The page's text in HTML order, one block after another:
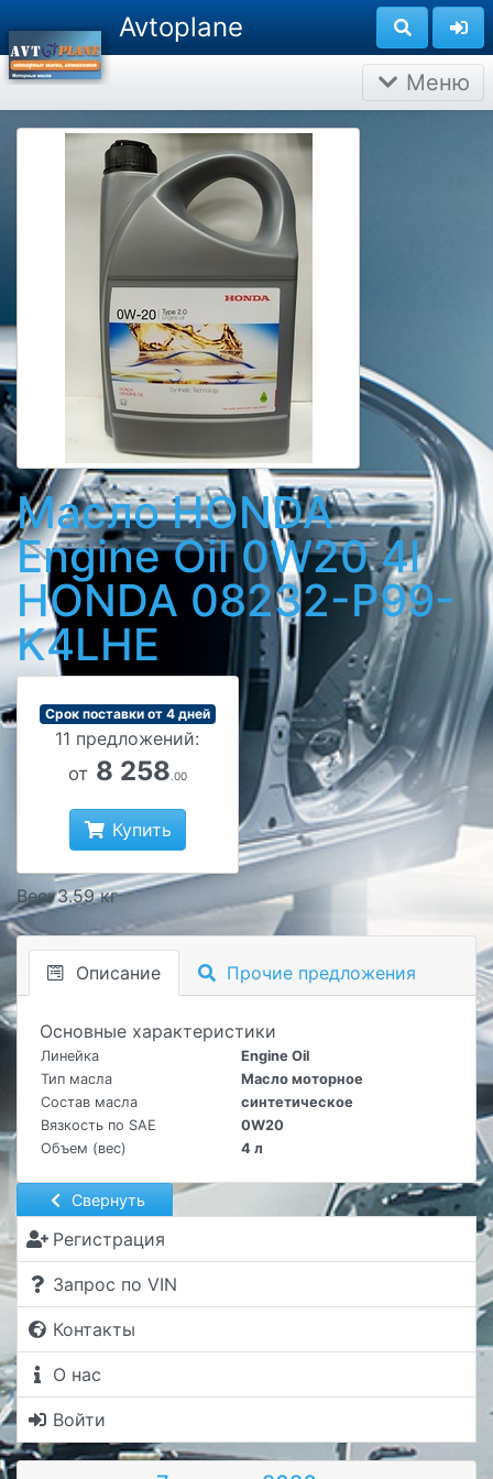
Avtoplane
Меню
Свернуть
Регистрация
Запрос по VIN
Контакты
О нас
Войти
Масло HONDA
Engine Oil 0W20 4l
HONDA 08232-P99-
K4LHE
Срок поставки от 4 дней
11 предложений:
от 8 258 .00
Купить
Вес: 3.59 кг
Описание Прочие предложения
Основные характеристики
Линейка
Engine Oil
Тип масла
Масло моторное
Состав масла
синтетическое
Вязкость по SAE
0W20
Объем (вес)
4 л